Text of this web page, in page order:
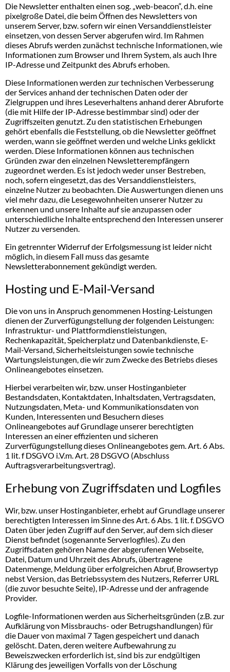
Die Newsletter enthalten einen sog. „web-beacon“, d.h. eine
pixelgroße Datei, die beim Öffnen des Newsletters von
unserem Server, bzw. sofern wir einen Versanddienstleister
einsetzen, von dessen Server abgerufen wird. Im Rahmen
dieses Abrufs werden zunächst technische Informationen, wie
Informationen zum Browser und Ihrem System, als auch Ihre
IP-Adresse und Zeitpunkt des Abrufs erhoben.
Diese Informationen werden zur technischen Verbesserung
der Services anhand der technischen Daten oder der
Zielgruppen und ihres Leseverhaltens anhand derer Abruforte
(die mit Hilfe der IP-Adresse bestimmbar sind) oder der
Zugriffszeiten genutzt. Zu den statistischen Erhebungen
gehört ebenfalls die Feststellung, ob die Newsletter geöffnet
werden, wann sie geöffnet werden und welche Links geklickt
werden. Diese Informationen können aus technischen
Gründen zwar den einzelnen Newsletterempfängern
zugeordnet werden. Es ist jedoch weder unser Bestreben,
noch, sofern eingesetzt, das des Versanddienstleisters,
einzelne Nutzer zu beobachten. Die Auswertungen dienen uns
viel mehr dazu, die Lesegewohnheiten unserer Nutzer zu
erkennen und unsere Inhalte auf sie anzupassen oder
unterschiedliche Inhalte entsprechend den Interessen unserer
Nutzer zu versenden.
Ein getrennter Widerruf der Erfolgsmessung ist leider nicht
möglich, in diesem Fall muss das gesamte
Newsletterabonnement gekündigt werden.
Hosting und E-Mail-Versand
Die von uns in Anspruch genommenen Hosting-Leistungen
dienen der Zurverfügungstellung der folgenden Leistungen:
Infrastruktur- und Plattformdienstleistungen,
Rechenkapazität, Speicherplatz und Datenbankdienste, E-
Mail-Versand, Sicherheitsleistungen sowie technische
Wartungsleistungen, die wir zum Zwecke des Betriebs dieses
Onlineangebotes einsetzen.
Hierbei verarbeiten wir, bzw. unser Hostinganbieter
Bestandsdaten, Kontaktdaten, Inhaltsdaten, Vertragsdaten,
Nutzungsdaten, Meta- und Kommunikationsdaten von
Kunden, Interessenten und Besuchern dieses
Onlineangebotes auf Grundlage unserer berechtigten
Interessen an einer effizienten und sicheren
Zurverfügungstellung dieses Onlineangebotes gem. Art. 6 Abs.
1 lit. f DSGVO i.V.m. Art. 28 DSGVO (Abschluss
Auftragsverarbeitungsvertrag).
Erhebung von Zugriffsdaten und Logfiles
Wir, bzw. unser Hostinganbieter, erhebt auf Grundlage unserer
berechtigten Interessen im Sinne des Art. 6 Abs. 1 lit. f. DSGVO
Daten über jeden Zugriff auf den Server, auf dem sich dieser
Dienst befindet (sogenannte Serverlogfiles). Zu den
Zugriffsdaten gehören Name der abgerufenen Webseite,
Datei, Datum und Uhrzeit des Abrufs, übertragene
Datenmenge, Meldung über erfolgreichen Abruf, Browsertyp
nebst Version, das Betriebssystem des Nutzers, Referrer URL
(die zuvor besuchte Seite), IP-Adresse und der anfragende
Provider.
Logfile-Informationen werden aus Sicherheitsgründen (z.B. zur
Aufklärung von Missbrauchs- oder Betrugshandlungen) für
die Dauer von maximal 7 Tagen gespeichert und danach
gelöscht. Daten, deren weitere Aufbewahrung zu
Beweiszwecken erforderlich ist, sind bis zur endgültigen
Klärung des jeweiligen Vorfalls von der Löschung